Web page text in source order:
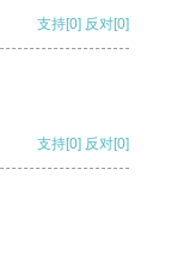
支持[0] 反对[0]
支持[0] 反对[0]